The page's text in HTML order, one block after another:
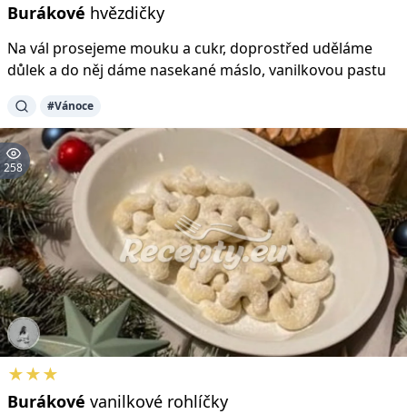
Burákové hvězdičky
Na vál prosejeme mouku a cukr, doprostřed uděláme
důlek a do něj dáme nasekané máslo, vanilkovou pastu
#Vánoce
258
★★★
Burákové vanilkové rohlíčky